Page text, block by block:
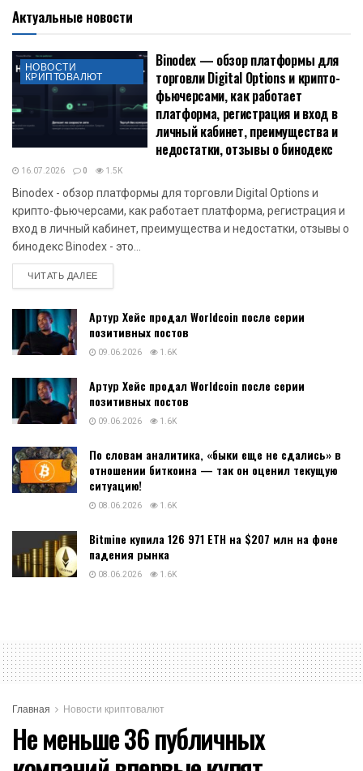
Актуальные новости
НОВОСТИ
КРИПТОВАЛЮТ
Binodex — обзор платформы для
торговли Digital Options и крипто-
фьючерсами, как работает
платформа, регистрация и вход в
личный кабинет, преимущества и
недостатки, отзывы о бинодекс
16.07.2026 0 1.5K
Binodex - обзор платформы для торговли Digital Options и
крипто-фьючерсами, как работает платформа, регистрация и
вход в личный кабинет, преимущества и недостатки, отзывы о
бинодекс Binodex - это...
ЧИТАТЬ ДАЛЕЕDETAILS
Артур Хейс продал Worldcoin после серии
позитивных постов
09.06.2026 1.6K
Артур Хейс продал Worldcoin после серии
позитивных постов
09.06.2026 1.6K
По словам аналитика, «быки еще не сдались» в
отношении биткоина — так он оценил текущую
ситуацию!
08.06.2026 1.6K
Bitmine купила 126 971 ETH на $207 млн на фоне
падения рынка
08.06.2026 1.6K
Главная Новости криптовалют
Не меньше 36 публичных